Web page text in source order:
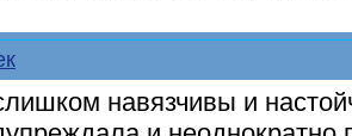
навязчивы и